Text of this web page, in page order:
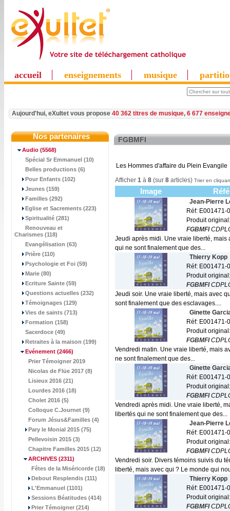
accueil enseignements musique
Aujourd'hui, eXultet vous propose 40 362 titres de musique, 6 677
Nos partenaires
Audio (5568)
Spécial Sr Emmanuel (10)
Belles productions (6)
Pour Enfants (102)
Jeunes (159)
Familles (292)
Eglise et Sacrements (223)
Spiritualité (281)
Renouveau et
Charismes (118)
Evangélisation (63)
Prière (110)
Psychologie et Foi (59)
Marie (80)
Ecriture Sainte (59)
Questions actuelles (232)
Témoignages (129)
Vies de saints (713)
Formation (158)
Sacerdoce (49)
Retraites à la maison (199)
Evénement (2466)
Prier Témoigner 2019
Nicolas de Flüe 2017 (8)
Lisieux 2016 (21)
Lourdes 2016 (18)
Cholet 2016 (5)
Colloque C.Journet (9)
Forum Jésus&Familles (4)
Pary le Monial 2015 (75)
Pellevoisin 2015 (3)
Chapitre Familles 2015 (12)
ARCHIVES (2311)
Fêtes de la Miséricorde (18)
Debout Resplendis (111)
L'Emmanuel (1101)
Sessions Béatitudes (414)
Prier Témoigner (214)
FGBMFI
Les Hommes d'affaire du Plein Evangile
Afficher 1 à 8 (sur 8 articles) Trier en
Image
Jean-Pierre
Réf: E001471-
Produit original:
FGBMFI
Jeudi après midi. Une vraie liberté,
qui ne sont finalement que des...
Thierry Kopp
Réf: E001471-
Produit original:
FGBMFI
Jeudi soir. Une vraie liberté, mais avec
sont finalement que des esclavages....
Ginette
Réf: E001471-
Produit original:
FGBMFI
Vendredi matin. Une vraie liberté, mais
ne sont finalement que des...
Ginette
Réf: E001471-
Produit original:
FGBMFI
Vendredi après midi. Une vraie liberté,
libertés qui ne sont finalement que des...
Jean-Pierre
Réf: E001471-
Produit original:
FGBMFI
Vendredi soir. Divers témoins suivis du
liberté, mais avec qui ? Le monde qui
Thierry Kopp
Réf: E001471-
Produit original:
FGBMFI